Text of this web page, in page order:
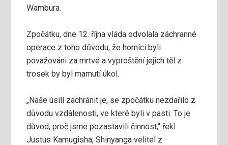
Wambura.
Zpočátku, dne 12. října vláda odvolala záchranné
operace z toho důvodu, že horníci byli
považováni za mrtvé a vyproštění jejich těl z
trosek by byl mamutí úkol.
„Naše úsilí zachránit je, se zpočátku nezdařilo z
důvodu vzdálenosti, ve které byli v pasti. To je
důvod, proč jsme pozastavili činnost,“ řekl
Justus Kamugisha, Shinyanga velitel z